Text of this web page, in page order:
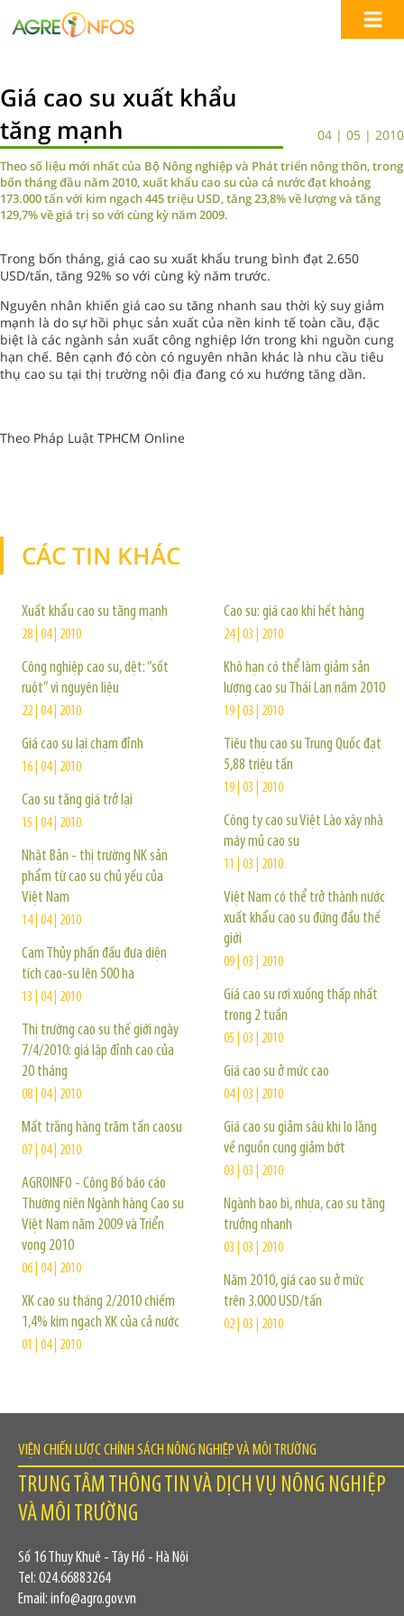
Giá cao su xuất khẩu
tăng mạnh
04 | 05 | 2010
Theo số liệu mới nhất của Bộ Nông nghiệp và Phát triển nông thôn, trong
bốn tháng đầu năm 2010, xuất khẩu cao su của cả nước đạt khoảng
173.000 tấn với kim ngạch 445 triệu USD, tăng 23,8% về lượng và tăng
129,7% về giá trị so với cùng kỳ năm 2009.
Trong bốn tháng, giá cao su xuất khẩu trung bình đạt 2.650
USD/tấn, tăng 92% so với cùng kỳ năm trước.
Nguyên nhân khiến giá cao su tăng nhanh sau thời kỳ suy giảm
mạnh là do sự hồi phục sản xuất của nền kinh tế toàn cầu, đặc
biệt là các ngành sản xuất công nghiệp lớn trong khi nguồn cung
hạn chế. Bên cạnh đó còn có nguyên nhân khác là nhu cầu tiêu
thụ cao su tại thị trường nội địa đang có xu hướng tăng dần.
Theo Pháp Luật TPHCM Online
CÁC TIN KHÁC
Xuất khẩu cao su tăng mạnh
28 | 04 | 2010
Công nghiệp cao su, dệt: “sốt
ruột” vì nguyên liệu
22 | 04 | 2010
Giá cao su lại chạm đỉnh
16 | 04 | 2010
Cao su tăng giá trở lại
15 | 04 | 2010
Nhật Bản - thị trường NK sản
phẩm từ cao su chủ yếu của
Việt Nam
14 | 04 | 2010
Cam Thủy phấn đấu đưa diện
tích cao-su lên 500 ha
13 | 04 | 2010
Thị trường cao su thế giới ngày
7/4/2010: giá lập đỉnh cao của
20 tháng
08 | 04 | 2010
Mất trắng hàng trăm tấn caosu
07 | 04 | 2010
AGROINFO - Công Bố báo cáo
Thường niên Ngành hàng Cao su
Việt Nam năm 2009 và Triển
vọng 2010
06 | 04 | 2010
XK cao su tháng 2/2010 chiếm
1,4% kim ngạch XK của cả nước
01 | 04 | 2010
Cao su: giá cao khi hết hàng
24 | 03 | 2010
Khô hạn có thể làm giảm sản
lượng cao su Thái Lan năm 2010
19 | 03 | 2010
Tiêu thụ cao su Trung Quốc đạt
5,88 triệu tấn
19 | 03 | 2010
Công ty cao su Việt Lào xây nhà
máy mủ cao su
11 | 03 | 2010
Việt Nam có thể trở thành nước
xuất khẩu cao su đứng đầu thế
giới
09 | 03 | 2010
Giá cao su rơi xuống thấp nhất
trong 2 tuần
05 | 03 | 2010
Giá cao su ở mức cao
04 | 03 | 2010
Giá cao su giảm sâu khi lo lắng
về nguồn cung giảm bớt
03 | 03 | 2010
Ngành bao bì, nhựa, cao su tăng
trưởng nhanh
03 | 03 | 2010
Năm 2010, giá cao su ở mức
trên 3.000 USD/tấn
02 | 03 | 2010
VIỆN CHIẾN LƯỢC CHÍNH SÁCH NÔNG NGHIỆP VÀ MÔI TRƯỜNG
TRUNG TÂM THÔNG TIN VÀ DỊCH VỤ NÔNG NGHIỆP
VÀ MÔI TRƯỜNG
Số 16 Thụy Khuê - Tây Hồ - Hà Nội
Tel: 024.66883264
Email: info@agro.gov.vn